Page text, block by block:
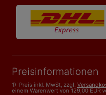
Preisinformationen
1) Preis inkl. MwSt, zzgl.
einem Warenwert von 129,00 EUR